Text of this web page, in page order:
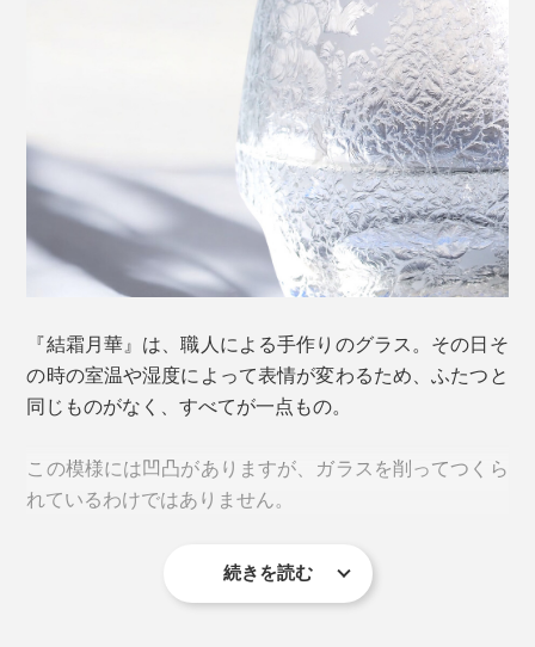
グラスの種類は４つ。美しさだけでなく、持ちやすさや
飲みやすさにこだわった大きさや形。表面の模様は、滑
りにくさにもひと役買っています。
『結霜月華』は、職人による手作りのグラス。その日そ
の時の室温や湿度によって表情が変わるため、ふたつと
同じものがなく、すべてが一点もの。
この模様には凹凸がありますが、ガラスを削ってつくら
れているわけではありません。
ガラスの表面に、筆で「膠（にかわ）」を塗り、約40時
続きを読む